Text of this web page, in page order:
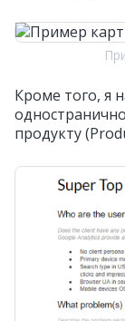
Кроме того, я
продукту